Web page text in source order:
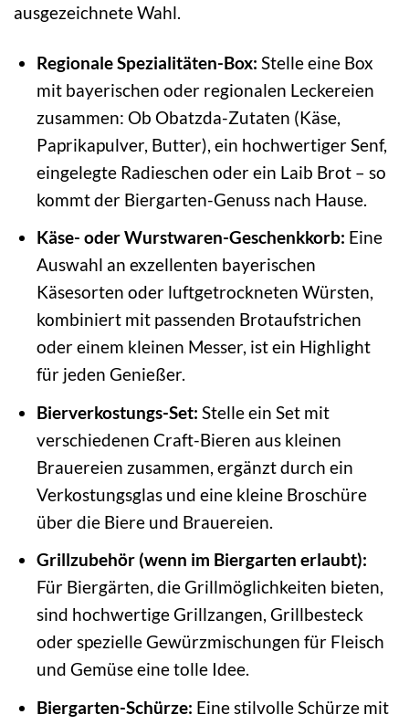
ausgezeichnete Wahl.
Regionale Spezialitäten-Box: Stelle eine Box
mit bayerischen oder regionalen Leckereien
zusammen: Ob Obatzda-Zutaten (Käse,
Paprikapulver, Butter), ein hochwertiger Senf,
eingelegte Radieschen oder ein Laib Brot – so
kommt der Biergarten-Genuss nach Hause.
Käse- oder Wurstwaren-Geschenkkorb: Eine
Auswahl an exzellenten bayerischen
Käsesorten oder luftgetrockneten Würsten,
kombiniert mit passenden Brotaufstrichen
oder einem kleinen Messer, ist ein Highlight
für jeden Genießer.
Bierverkostungs-Set: Stelle ein Set mit
verschiedenen Craft-Bieren aus kleinen
Brauereien zusammen, ergänzt durch ein
Verkostungsglas und eine kleine Broschüre
über die Biere und Brauereien.
Grillzubehör (wenn im Biergarten erlaubt):
Für Biergärten, die Grillmöglichkeiten bieten,
sind hochwertige Grillzangen, Grillbesteck
oder spezielle Gewürzmischungen für Fleisch
und Gemüse eine tolle Idee.
Biergarten-Schürze: Eine stilvolle Schürze mit